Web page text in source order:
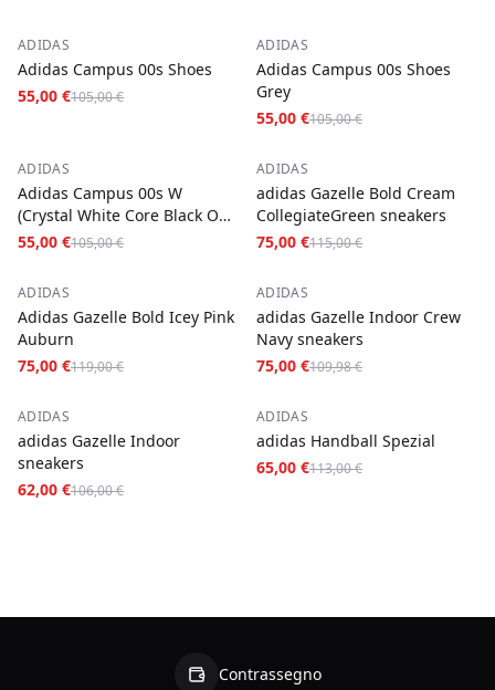
−48%
ADIDAS
Adidas Campus 00s Shoes
55,00 €105,00 €
−48%
ADIDAS
Adidas Campus 00s Shoes
Grey
55,00 €105,00 €
−48%
ADIDAS
Adidas Campus 00s W
(Crystal White Core Black Off
White)
55,00 €105,00 €
−35%
ADIDAS
adidas Gazelle Bold Cream
CollegiateGreen sneakers
75,00 €115,00 €
−37%
ADIDAS
Adidas Gazelle Bold Icey Pink
Auburn
75,00 €119,00 €
−32%
ADIDAS
adidas Gazelle Indoor Crew
Navy sneakers
75,00 €109,98 €
−42%
ADIDAS
adidas Gazelle Indoor
sneakers
62,00 €106,00 €
−42%
ADIDAS
adidas Handball Spezial
65,00 €113,00 €
Contrassegno